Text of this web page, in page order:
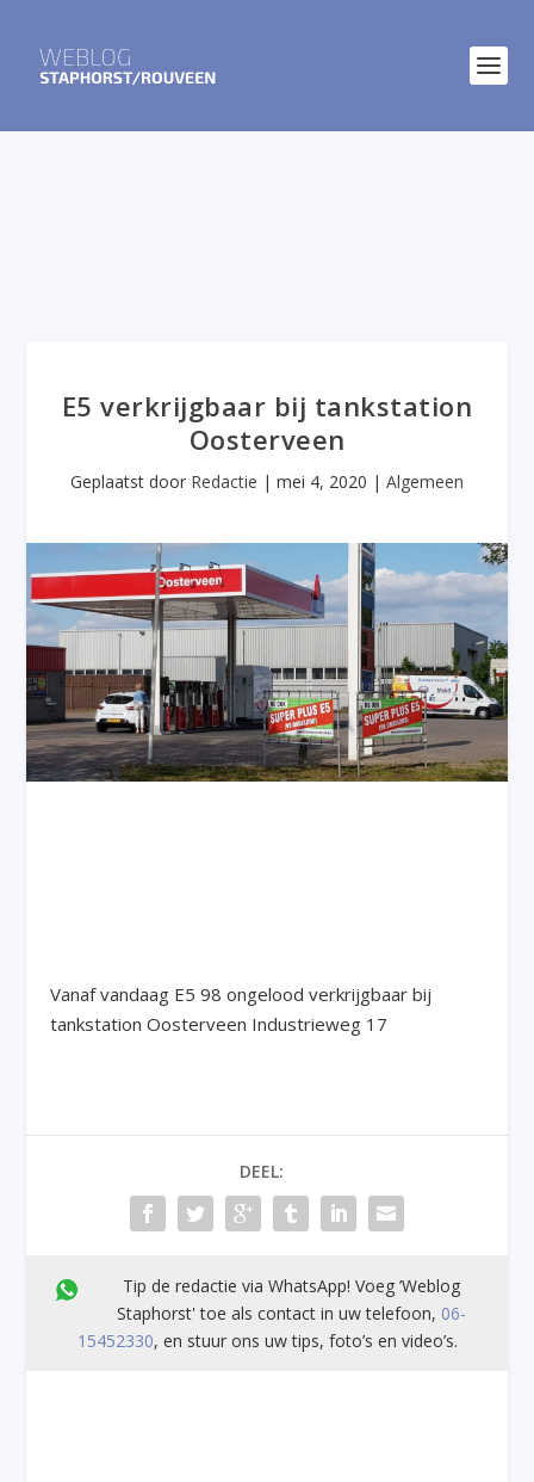
E5 verkrijgbaar bij tankstation
Oosterveen
Geplaatst door Redactie | mei 4, 2020 | Algemeen
Vanaf vandaag E5 98 ongelood verkrijgbaar bij
tankstation Oosterveen Industrieweg 17
DEEL:
Tip de redactie via WhatsApp! Voeg ’Weblog
Staphorst' toe als contact in uw telefoon, 06-
15452330, en stuur ons uw tips, foto’s en video’s.